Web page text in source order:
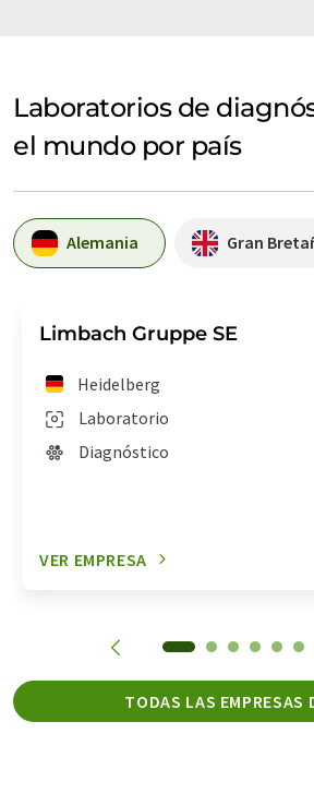
Laboratorios de
el mundo por país
Alemania Gran
Limbach Gruppe SE
Laboratorio
Heidelberg
Diagnóstico
VER EMPRESA
TODAS LAS EMPRESAS